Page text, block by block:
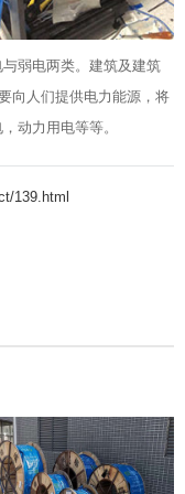
弱电两类。建筑及建筑
向人们提供电力能源，将
动力用电等等。
139.html